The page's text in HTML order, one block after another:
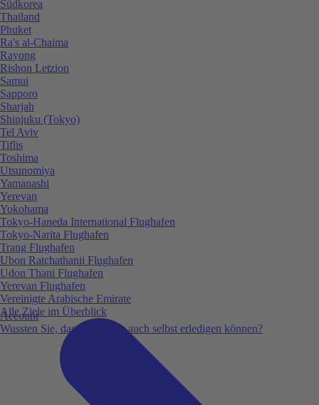
Account
Wussten Sie, dass Sie vieles auch selbst erledigen können?
Südkorea
Thailand
Phuket
Ra's al-Chaima
Rayong
Rishon Letzion
Samui
Sapporo
Sharjah
Shinjuku (Tokyo)
Tel Aviv
Tiflis
Toshima
Utsunomiya
Yamanashi
Yerevan
Yokohama
Tokyo-Haneda International Flughafen
Tokyo-Narita Flughafen
Trang Flughafen
Ubon Ratchathanii Flughafen
Udon Thani Flughafen
Yerevan Flughafen
Vereinigte Arabische Emirate
Alle Ziele im Überblick